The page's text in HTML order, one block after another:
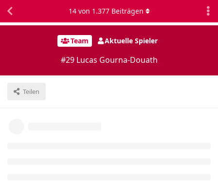
Team Aktuelle Spieler
#29 Lucas Gourna-Douath
Teilen
14von 1.377Beiträgen